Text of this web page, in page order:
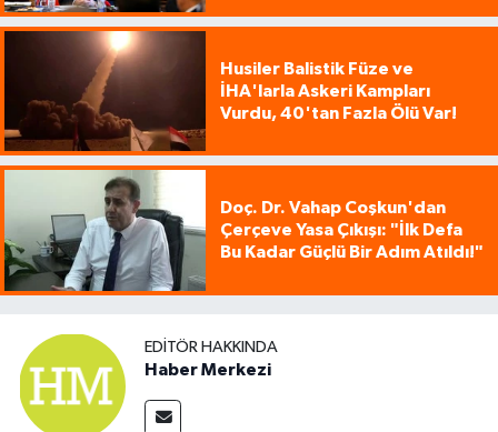
Husiler Balistik Füze ve
İHA'larla Askeri Kampları
Vurdu, 40'tan Fazla Ölü Var!
Doç. Dr. Vahap Coşkun'dan
Çerçeve Yasa Çıkışı: "İlk Defa
Bu Kadar Güçlü Bir Adım Atıldı!"
EDITÖR HAKKINDA
Haber Merkezi